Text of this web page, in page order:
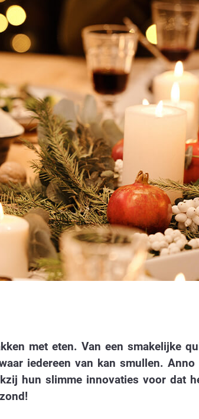
met eten. Van een smakelijke
iedereen van kan smullen. Anno
hun slimme innovaties voor dat